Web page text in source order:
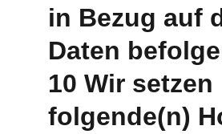
in Bezug auf
Daten
10 Wir setzen
folgende(n)